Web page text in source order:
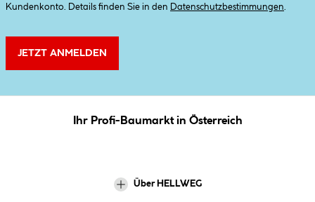
Kundenkonto. Details finden Sie in den
Datenschutzbestimmungen
JETZT ANMELDEN
Ihr Profi-Baumarkt in Österreich
Über HELLWEG